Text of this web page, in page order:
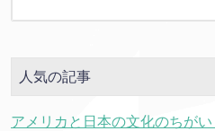
人気の記事
アメリカと日本の文化のちがい